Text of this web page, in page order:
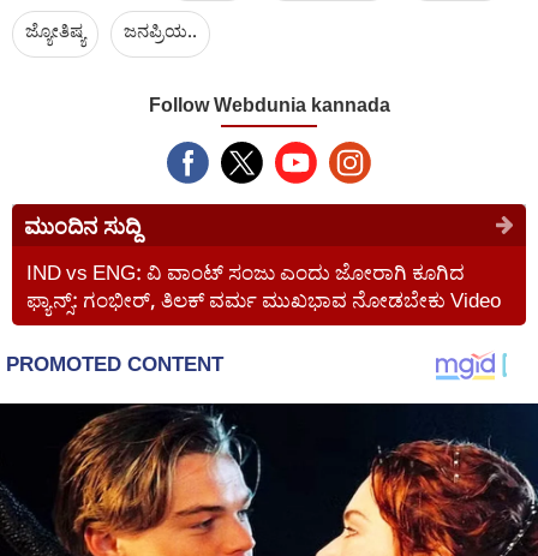
ಜ್ಯೋತಿಷ್ಯ ಜನಪ್ರಿಯ..
Follow Webdunia kannada
ಮುಂದಿನ ಸುದ್ದಿ
IND vs ENG: ವಿ ವಾಂಟ್ ಸಂಜು ಎಂದು ಜೋರಾಗಿ ಕೂಗಿದ
ಫ್ಯಾನ್ಸ್: ಗಂಭೀರ್, ತಿಲಕ್ ವರ್ಮ ಮುಖಭಾವ ನೋಡಬೇಕು Video